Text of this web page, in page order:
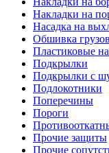
Накладки на
Насадка на
Обшивка
Пластиковые
Подкрылки
Подкрылки с
Подлокотники
Поперечины
Пороги
Прочие защиты
Прочие